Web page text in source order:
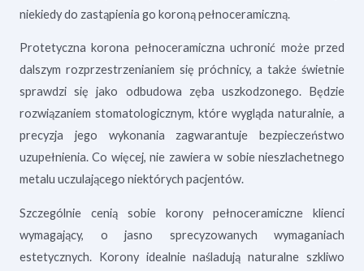
niekiedy do zastąpienia go koroną pełnoceramiczną.
Protetyczna korona pełnoceramiczna uchronić może przed
dalszym rozprzestrzenianiem się próchnicy, a także świetnie
sprawdzi się jako odbudowa zęba uszkodzonego. Będzie
rozwiązaniem stomatologicznym, które wygląda naturalnie, a
precyzja jego wykonania zagwarantuje bezpieczeństwo
uzupełnienia. Co więcej, nie zawiera w sobie nieszlachetnego
metalu uczulającego niektórych pacjentów.
Szczególnie cenią sobie korony pełnoceramiczne klienci
wymagający, o jasno sprecyzowanych wymaganiach
estetycznych. Korony idealnie naśladują naturalne szkliwo